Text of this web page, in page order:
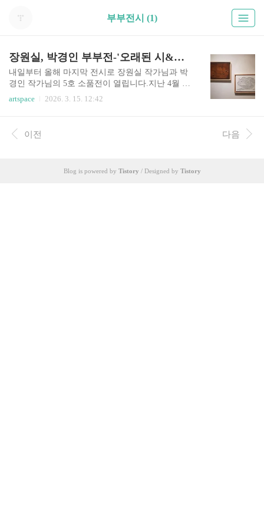
부부전시 (1)
장원실, 박경인 부부전-'오래된 시&몽상가의 뜰'
​​내일부터 올해 마지막 전시로 장원실 작가님과 박
경인 작가님의 5호 소품전이 열립니다.지난 4월 코
로나-19의 위기가 고조됐을 때 9년 만에 개인전을
연 장원실 작가님의 전시가 갤러리두 걸렉터들의
소품전을 갖기로 했습니다.그동안 코로나 사태는
나아진 게 없고 급기야 정점에와 있는 듯한 상황이
50점을 설치했고, 나머지 50점은 23일 오후에 설치
artspace 2026. 3. 15. 12:42
이전 다음
Blog is powered by Tistory / Designed by Tistory